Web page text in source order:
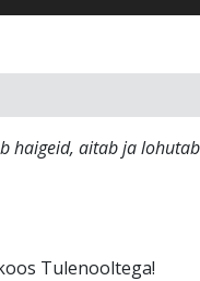
haigeid, aitab ja lohutab
Tulenooltega!